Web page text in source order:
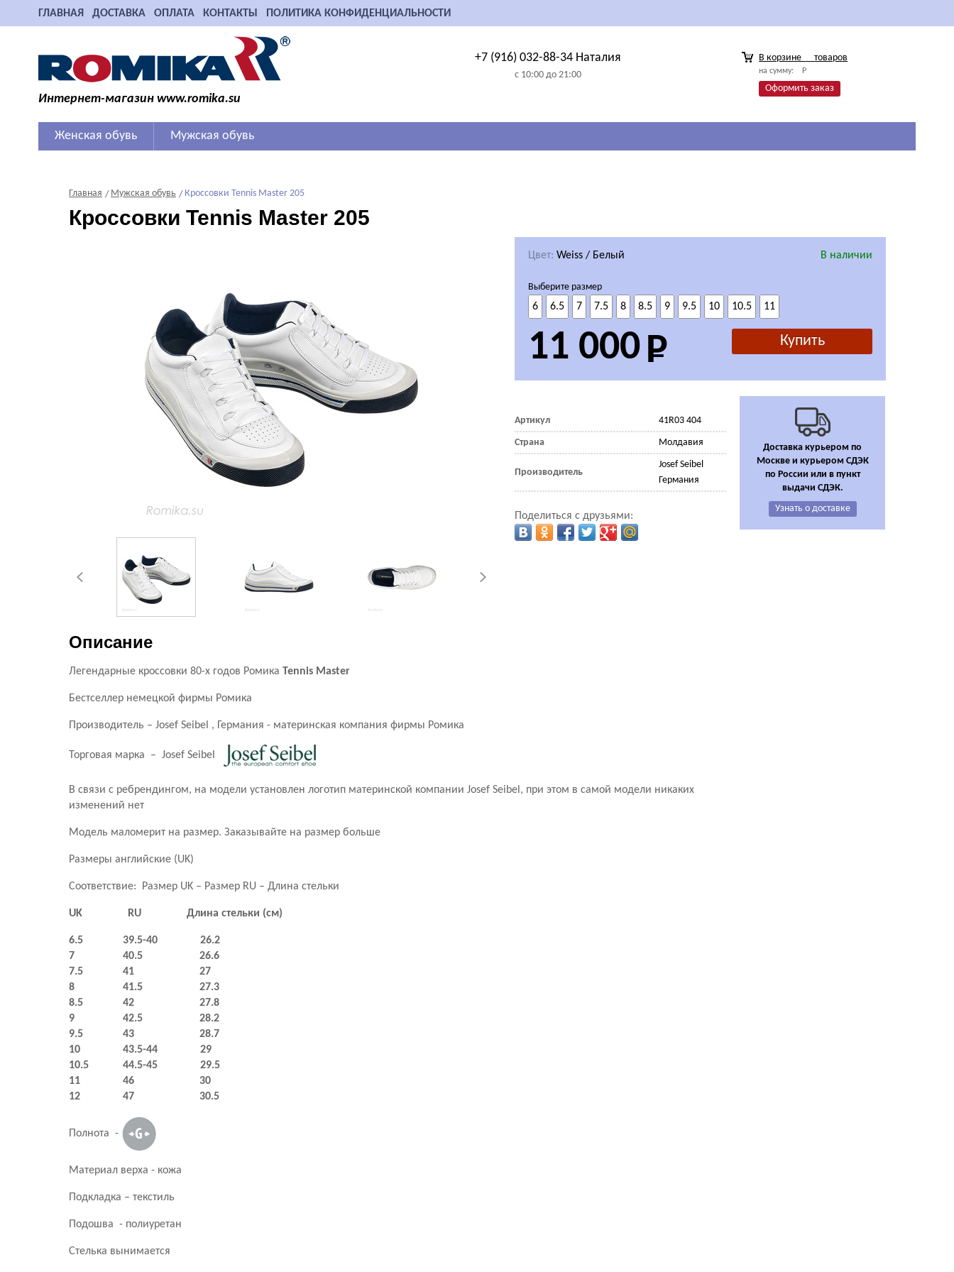
ГЛАВНАЯ ДОСТАВКА ОПЛАТА КОНТАКТЫ ПОЛИТИКА КОНФИДЕНЦИАЛЬНОСТИ
Интернет-магазин www.romika.su
+7 (916) 032-88-34 Наталия
с 10:00 до 21:00
В корзине товаров
на сумму: Р
Оформить заказ
Женская обувь Мужская обувь
Главная Мужская обувь Кроссовки Tennis Master 205
Кроссовки Tennis Master 205
Цвет: Weiss / Белый В наличии
Выберите размер
6 6.5 7 7.5 8 8.5 9 9.5 10 10.5 11
11 000
Артикул 41R03 404
Страна Молдавия
Производитель
Josef Seibel
Германия
Поделиться с друзьями:
Описание
Легендарные кроссовки 80-х годов Ромика Tennis Master
Бестселлер немецкой фирмы Ромика
Производитель – Josef Seibel , Германия - материнская компания фирмы Ромика
Торговая марка – Josef Seibel
В связи с ребрендингом, на модели установлен логотип материнской компании Josef Seibel, при этом в самой модели никаких
изменений нет
Модель маломерит на размер. Заказывайте на размер больше
Размеры английские (UK)
Соответствие: Размер UK – Размер RU – Длина стельки
UK RU Длина стельки (см)
6.5 39.5-40 26.2
7 40.5 26.6
7.5 41 27
8 41.5 27.3
8.5 42 27.8
9 42.5 28.2
9.5 43 28.7
10 43.5-44 29
10.5 44.5-45 29.5
11 46 30
12 47 30.5
Полнота -
Материал верха - кожа
Подкладка – текстиль
Подошва - полиуретан
Стелька вынимается
Доставка курьером по
Москве и курьером СДЭК
по России или в пункт
выдачи СДЭК.
Узнать о доставке